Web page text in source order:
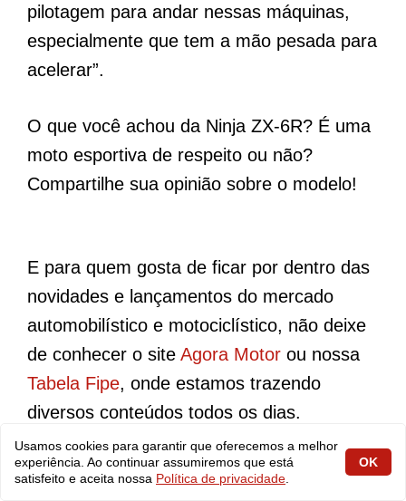
pilotagem para andar nessas máquinas,
especialmente que tem a mão pesada para
acelerar”.
O que você achou da Ninja ZX-6R? É uma
moto esportiva de respeito ou não?
Compartilhe sua opinião sobre o modelo!
E para quem gosta de ficar por dentro das
novidades e lançamentos do mercado
automobilístico e motociclístico, não deixe
de conhecer o site Agora Motor ou nossa
Tabela Fipe, onde estamos trazendo
diversos conteúdos todos os dias.
Usamos cookies para garantir que oferecemos a melhor
experiência. Ao continuar assumiremos que está
satisfeito e aceita nossa Política de privacidade
OK